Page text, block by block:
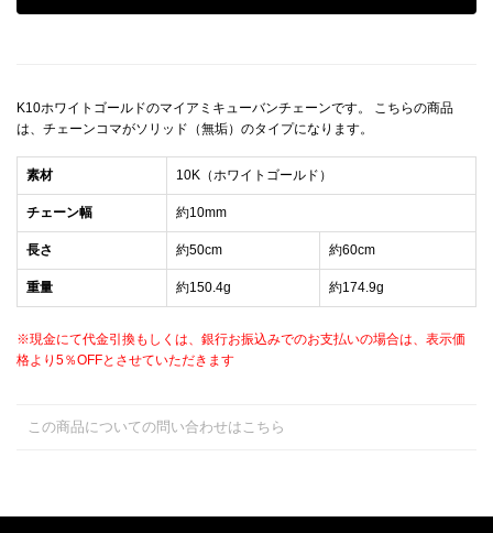
K10ホワイトゴールドのマイアミキューバンチェーンです。 こちらの商品
は、チェーンコマがソリッド（無垢）のタイプになります。
素材 10K（ホワイトゴールド）
チェーン幅 約10mm
長さ 約50cm 約60cm
重量 約150.4g 約174.9g
※現金にて代金引換もしくは、銀行お振込みでのお支払いの場合は、表示価
格より5％OFFとさせていただきます
この商品についての問い合わせはこちら